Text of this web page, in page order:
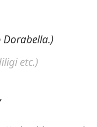
Dorabella.)
etc.)